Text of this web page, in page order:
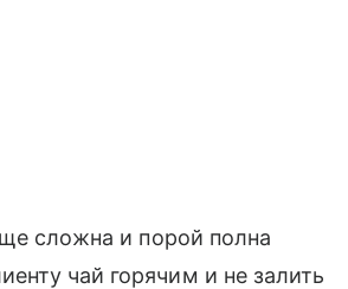
сложна и порой полна
чай горячим и не залить